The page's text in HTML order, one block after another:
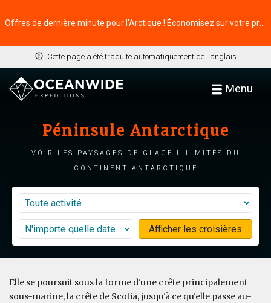
Cette page a été traduite automatiquement de l'anglais
Menu
Péninsule Antarctique
Voir les paysages de glace illimités du
continent antarctique
Afficher les croisières
Elle se poursuit sous la forme d'une crête principalement
sous-marine, la crête de Scotia, jusqu'à ce qu'elle passe au-